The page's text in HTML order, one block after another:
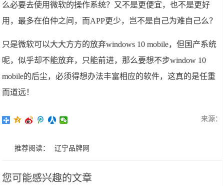
么必要去使用微软的操作系统？又不是更便宜，也不是更好
用，最多在伯仲之间，而APP更少，岂不是自己为难自己么？
只是微软可以大大方方的放弃windows 10 mobile，但国产系统
呢，似乎却不能放弃，只能前进，那么要想不步window 10
mobile的后尘，必须得想办法丰富相应的软件，这真的是任重
而道远！
来源：
推荐阅读： 辽宁品牌网
您可能感兴趣的文章